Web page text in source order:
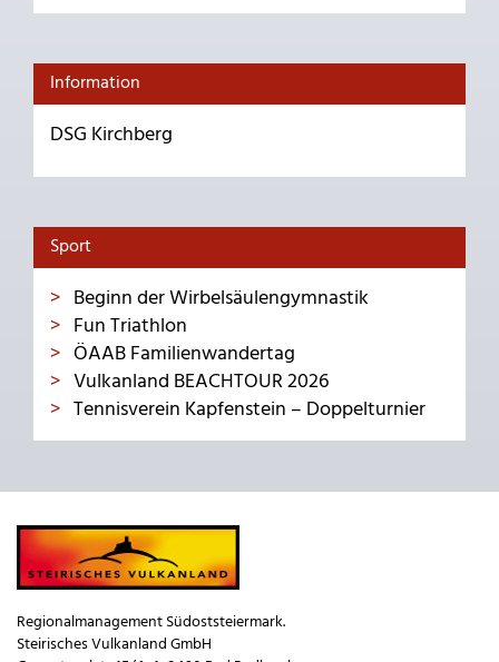
Information
DSG Kirchberg
Sport
Beginn der Wirbelsäulengymnastik
Fun Triathlon
ÖAAB Familienwandertag
Vulkanland BEACHTOUR 2026
Tennisverein Kapfenstein – Doppelturnier
Regionalmanagement Südoststeiermark.
Steirisches Vulkanland GmbH